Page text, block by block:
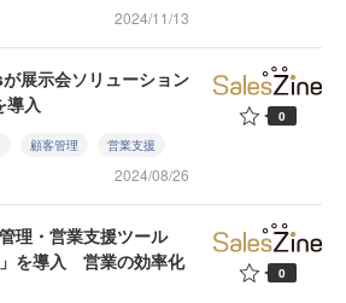
2024/11/13
展示会ソリューション
導入
顧客管理 営業支援
2024/08/26
0
理・営業支援ツール
」を導入 営業の効率化
0